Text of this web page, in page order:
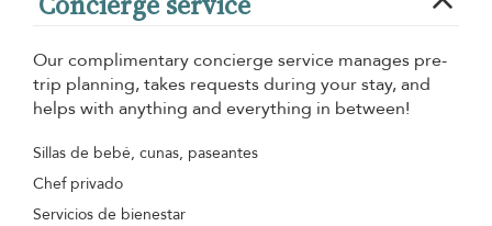
Our complimentary concierge service manages pre-
trip planning, takes requests during your stay, and
helps with anything and everything in between!
Sillas de bebé, cunas, paseantes
Chef privado
Servicios de bienestar